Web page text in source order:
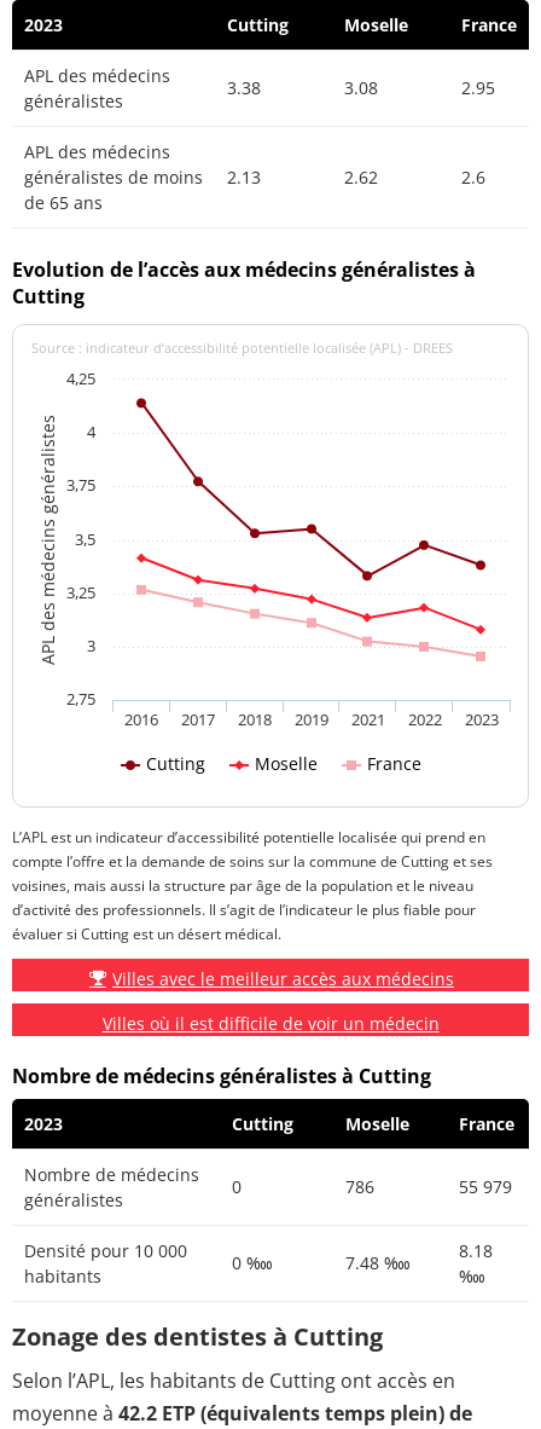
2023 Cutting Moselle France
APL des médecins
généralistes
3.38 3.08 2.95
APL des médecins
généralistes de moins
de 65 ans
2.13 2.62 2.6
Evolution de l’accès aux médecins généralistes à
Cutting
APL des médecins généralistes
Source : indicateur d’accessibilité potentielle localisée (APL) - DREES
Cutting Moselle France
2016 2017 2018 2019 2021 2022 2023
2,75
3
3,25
3,5
3,75
4
4,25
L’APL est un indicateur d’accessibilité potentielle localisée qui prend en
compte l’offre et la demande de soins sur la commune de Cutting et ses
voisines, mais aussi la structure par âge de la population et le niveau
d’activité des professionnels. Il s’agit de l’indicateur le plus fiable pour
évaluer si Cutting est un désert médical.
Villes avec le meilleur accès aux médecins
Villes où il est difficile de voir un médecin
Nombre de médecins généralistes à Cutting
2023 Cutting Moselle France
Nombre de médecins
généralistes
0 786 55 979
Densité pour 10 000
habitants
0 ‱ 7.48 ‱
8.18
‱
Zonage des dentistes à Cutting
Selon l’APL, les habitants de Cutting ont accès en
moyenne à 42.2 ETP (équivalents temps plein) de